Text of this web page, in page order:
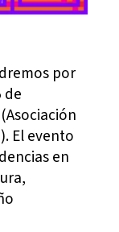
por
de
El evento
en